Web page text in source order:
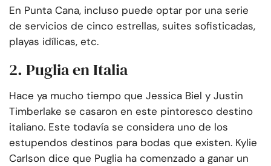
En Punta Cana, incluso puede optar por una serie
de servicios de cinco estrellas, suites sofisticadas,
playas idílicas, etc.
2. Puglia en Italia
Hace ya mucho tiempo que Jessica Biel y Justin
Timberlake se casaron en este pintoresco destino
italiano. Este todavía se considera uno de los
estupendos destinos para bodas que existen. Kylie
Carlson dice que Puglia ha comenzado a ganar un